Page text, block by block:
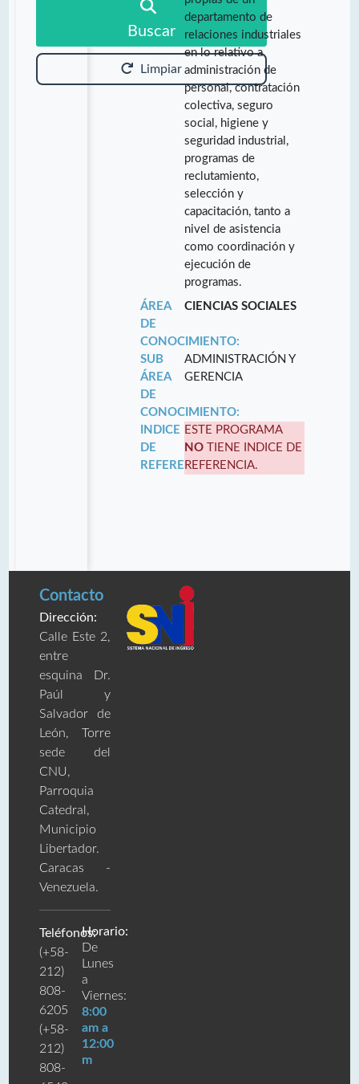
Buscar
Limpiar
departamento de
relaciones industriales
en lo relativo a
administración de
personal, contratación
colectiva, seguro
social, higiene y
seguridad industrial,
programas de
reclutamiento,
selección y
capacitación, tanto a
nivel de asistencia
como coordinación y
ejecución de
programas.
ÁREA
DE
CONOCIMIENTO:
CIENCIAS SOCIALES
SUB
ÁREA
DE
CONOCIMIENTO:
ADMINISTRACIÓN Y
GERENCIA
INDICE
DE
REFERENCIA:
ESTE PROGRAMA
NO TIENE INDICE DE
REFERENCIA.
Contacto
Dirección:
Calle Este 2,
entre
esquina Dr.
Paúl y
Salvador de
León, Torre
sede del
CNU,
Parroquia
Catedral,
Municipio
Libertador.
Caracas -
Venezuela.
Teléfonos:
(+58-
212)
808-
6205
(+58-
212)
808-
Horario:
De
Lunes
a
Viernes:
8:00
am a
12:00
m